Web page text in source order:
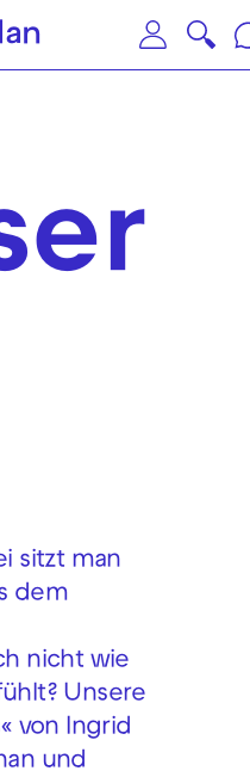
sitzt man
dem
nicht wie
Unsere
von Ingrid
und